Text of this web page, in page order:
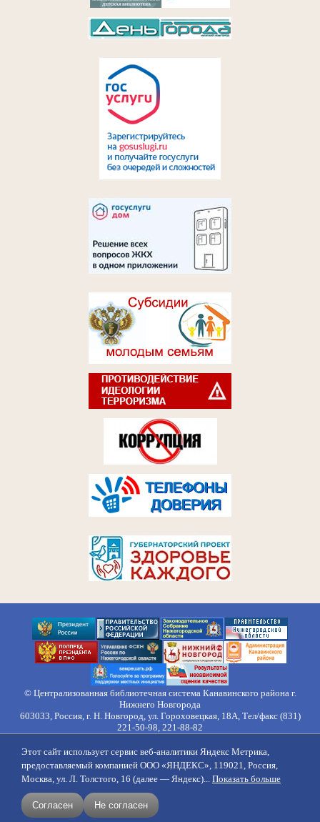
создание сайтов
продвижение
поддержка
© Централизованная библиотечная система Канавинского района г.
Нижнего Новгорода
603033, Россия, г. Н. Новгород, ул. Гороховецкая, 18А, Тел/факс (831)
221-50-98, 221-88-82
Контакты Противодействие коррупции
Противодействие
идеологии терроризма
Напишите нам
Этот сайт использует сервис веб-аналитики Яндекс Метрика,
предоставляемый компанией ООО «ЯНДЕКС», 119021, Россия,
Москва, ул. Л. Толстого, 16 (далее — Яндекс)... Показать больше
Согласен Не согласен